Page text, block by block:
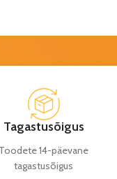
Tagastusõigus
Toodete 14-päevane
tagastusõigus